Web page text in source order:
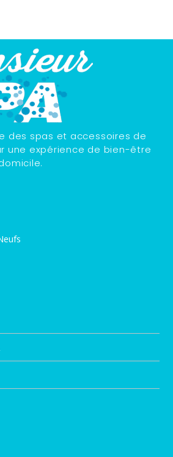
des spas et accessoires de
une expérience de bien-être